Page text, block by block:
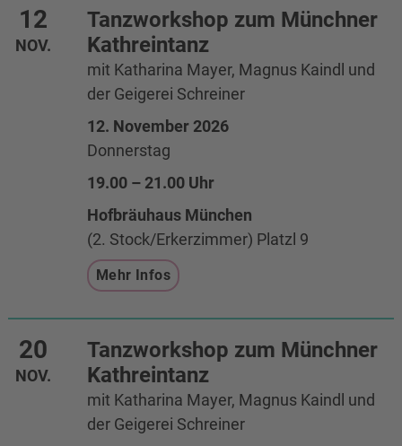
Tanzworkshop zum Münchner
Kathreintanz
mit Katharina Mayer, Magnus Kaindl und
der Geigerei Schreiner
12
NOV.
12. November 2026
Donnerstag
19.00 – 21.00 Uhr
Hofbräuhaus München
(2. Stock/Erkerzimmer) Platzl 9
Mehr Infos
Tanzworkshop zum Münchner
Kathreintanz
mit Katharina Mayer, Magnus Kaindl und
der Geigerei Schreiner
20
NOV.